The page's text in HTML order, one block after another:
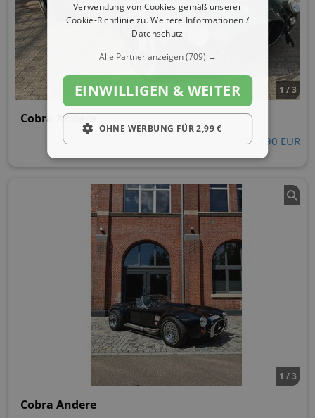
1 / 3
Cobra Andere
129.990 EUR
1 / 3
Cobra Andere
Verwendung von Cookies gemäß unserer
Cookie-Richtlinie zu.Weitere Informationen /
Datenschutz
Alle Partner anzeigen(709) →
EINWILLIGEN & WEITER
OHNE WERBUNG FÜR 2,99 €